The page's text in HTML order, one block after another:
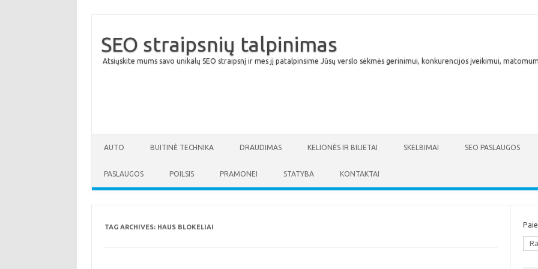
SEO straipsnių talpinimas
Atsiųskite mums savo unikalų SEO straipsnį ir mes jį patalpinsime Jūsų verslo sėkmės gerinimui, konkurencijos įveikimui,
AUTO BUITINĖ TECHNIKA DRAUDIMAS KELIONĖS IR BILIETAI SKELBIMAI SEO PASLAUGOS
PASLAUGOS POILSIS PRAMONEI STATYBA KONTAKTAI
TAG ARCHIVES: HAUS BLOKELIAI